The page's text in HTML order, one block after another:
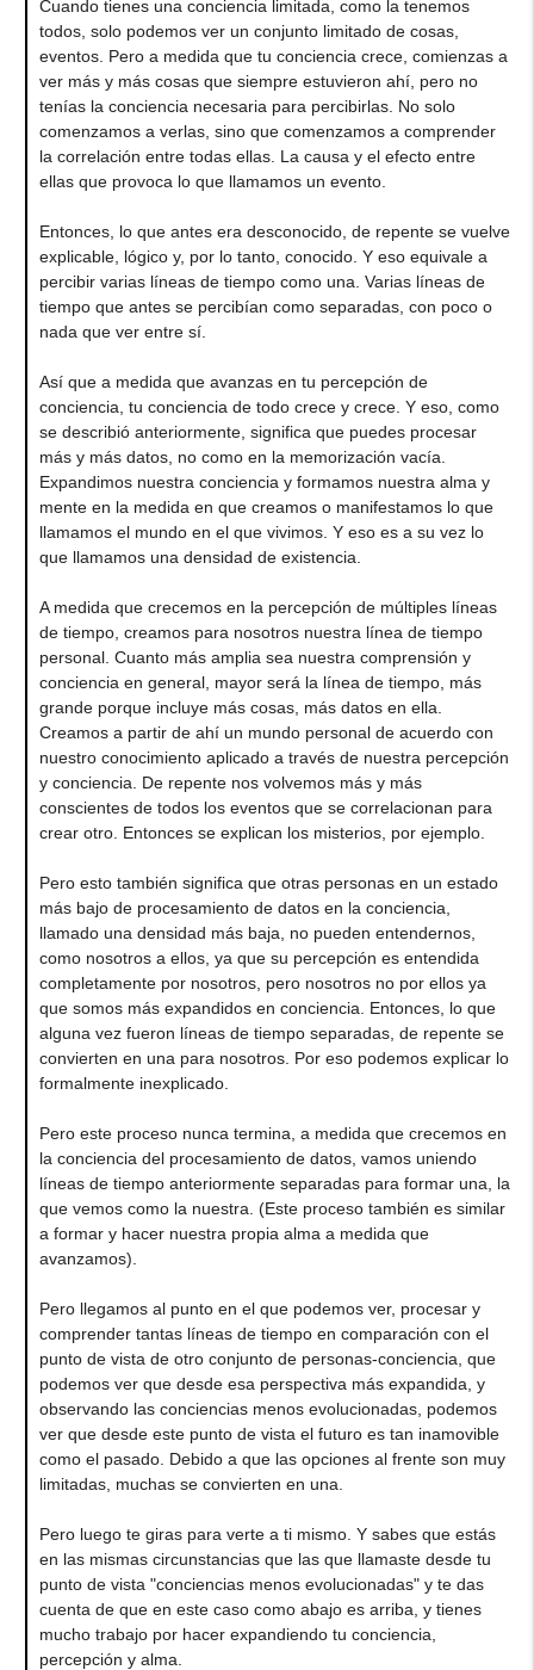
Cuando tienes una conciencia limitada, como la tenemos
todos, solo podemos ver un conjunto limitado de cosas,
eventos. Pero a medida que tu conciencia crece, comienzas a
ver más y más cosas que siempre estuvieron ahí, pero no
tenías la conciencia necesaria para percibirlas. No solo
comenzamos a verlas, sino que comenzamos a comprender
la correlación entre todas ellas. La causa y el efecto entre
ellas que provoca lo que llamamos un evento.
Entonces, lo que antes era desconocido, de repente se vuelve
explicable, lógico y, por lo tanto, conocido. Y eso equivale a
percibir varias líneas de tiempo como una. Varias líneas de
tiempo que antes se percibían como separadas, con poco o
nada que ver entre sí.
Así que a medida que avanzas en tu percepción de
conciencia, tu conciencia de todo crece y crece. Y eso, como
se describió anteriormente, significa que puedes procesar
más y más datos, no como en la memorización vacía.
Expandimos nuestra conciencia y formamos nuestra alma y
mente en la medida en que creamos o manifestamos lo que
llamamos el mundo en el que vivimos. Y eso es a su vez lo
que llamamos una densidad de existencia.
A medida que crecemos en la percepción de múltiples líneas
de tiempo, creamos para nosotros nuestra línea de tiempo
personal. Cuanto más amplia sea nuestra comprensión y
conciencia en general, mayor será la línea de tiempo, más
grande porque incluye más cosas, más datos en ella.
Creamos a partir de ahí un mundo personal de acuerdo con
nuestro conocimiento aplicado a través de nuestra percepción
y conciencia. De repente nos volvemos más y más
conscientes de todos los eventos que se correlacionan para
crear otro. Entonces se explican los misterios, por ejemplo.
Pero esto también significa que otras personas en un estado
más bajo de procesamiento de datos en la conciencia,
llamado una densidad más baja, no pueden entendernos,
como nosotros a ellos, ya que su percepción es entendida
completamente por nosotros, pero nosotros no por ellos ya
que somos más expandidos en conciencia. Entonces, lo que
alguna vez fueron líneas de tiempo separadas, de repente se
convierten en una para nosotros. Por eso podemos explicar lo
formalmente inexplicado.
Pero este proceso nunca termina, a medida que crecemos en
la conciencia del procesamiento de datos, vamos uniendo
líneas de tiempo anteriormente separadas para formar una, la
que vemos como la nuestra. (Este proceso también es similar
a formar y hacer nuestra propia alma a medida que
avanzamos).
Pero llegamos al punto en el que podemos ver, procesar y
comprender tantas líneas de tiempo en comparación con el
punto de vista de otro conjunto de personas-conciencia, que
podemos ver que desde esa perspectiva más expandida, y
observando las conciencias menos evolucionadas, podemos
ver que desde este punto de vista el futuro es tan inamovible
como el pasado. Debido a que las opciones al frente son muy
limitadas, muchas se convierten en una.
Pero luego te giras para verte a ti mismo. Y sabes que estás
en las mismas circunstancias que las que llamaste desde tu
punto de vista "conciencias menos evolucionadas" y te das
cuenta de que en este caso como abajo es arriba, y tienes
mucho trabajo por hacer expandiendo tu conciencia,
percepción y alma.